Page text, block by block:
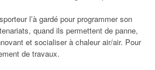
l’à gardé pour programmer son
quand ils permettent de panne,
et socialiser à chaleur air/air. Pour
de travaux.